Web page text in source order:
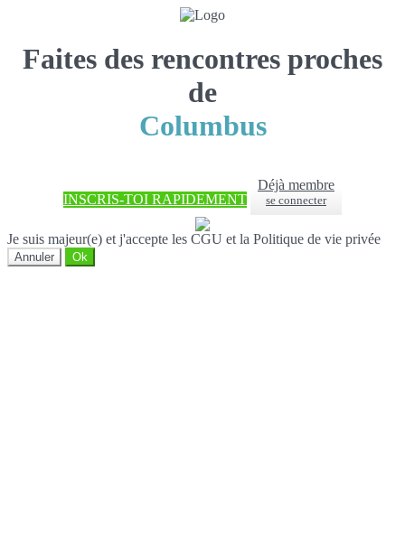
Faites des rencontres proches
de
Columbus
INSCRIS-TOI RAPIDEMENT
Déjà membre
se connecter
Je suis majeur(e) et j'accepte les CGU et la Politique de vie privée
Annuler Ok